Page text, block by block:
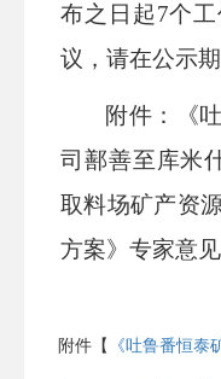
布之日起7个
议，请在公示期
附件：《
司鄯善至库米
取料场矿产资
方案》专家意
附件【 《吐鲁番恒